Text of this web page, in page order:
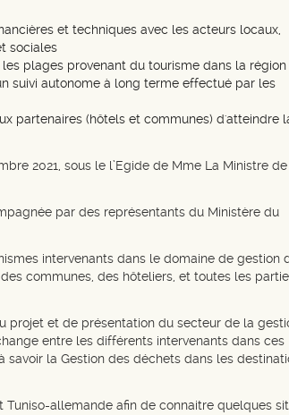
et techniques avec les acteurs locaux,
sociales
plages provenant du tourisme dans la région
suivi autonome à long terme effectué par les
partenaires (hôtels et communes) d'atteindre
2021, sous le l’Egide de Mme La Ministre de
par des représentants du Ministère du
intervenants dans le domaine de gestion
communes, des hôteliers, et toutes les
projet et de présentation du secteur de la
entre les différents intervenants dans ces
la Gestion des déchets dans les
allemande afin de connaitre quelques